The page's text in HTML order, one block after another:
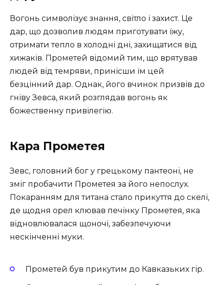
Вогонь символізує знання, світло і захист. Це
дар, що дозволив людям приготувати їжу,
отримати тепло в холодні дні, захищатися від
хижаків. Прометей відомий тим, що врятував
людей від темряви, принісши їм цей
безцінний дар. Однак, його вчинок призвів до
гніву Зевса, який розглядав вогонь як
божественну привілегію.
Кара Прометея
Зевс, головний бог у грецькому пантеоні, не
зміг пробачити Прометея за його непослух.
Покаранням для титана стало прикуття до скелі,
де щодня орел клював печінку Прометея, яка
відновлювалася щоночі, забезпечуючи
нескінченні муки.
Прометей був прикутим до Кавказьких гір.